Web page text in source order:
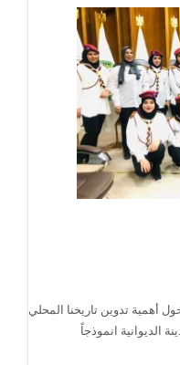
أهمية تدوين تاريخنا المحلي
الديوانية انموذجاً